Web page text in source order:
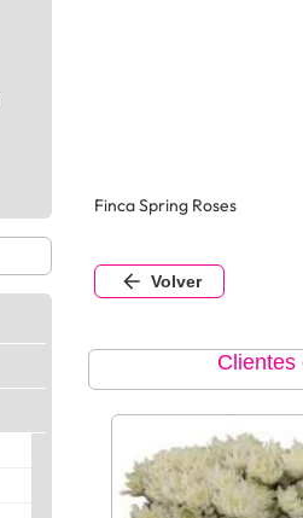
Finca Spring Roses
Volver
Clientes